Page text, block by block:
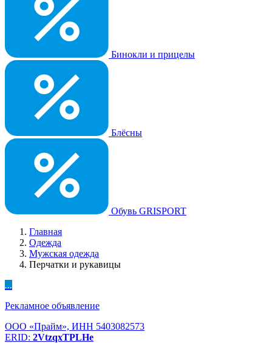
Бинокли и прицелы
Блёсны
Обувь GRISPORT
Главная
Одежда
Мужская одежда
Перчатки и рукавицы
...
Рекламное объявление
ООО «Прайм», ИНН 5403082573
ERID: 2VtzqxTPLHe